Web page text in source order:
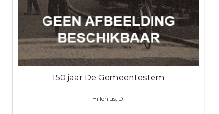
150 jaar De Gemeentestem
Hillenius, D.